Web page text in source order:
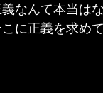
なんて本当は
に正義を求め